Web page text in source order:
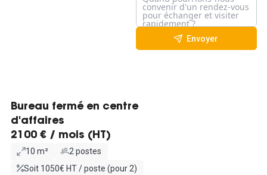
Envoyer
Bureau fermé en centre
d'affaires
2100 € / mois (HT)
10 m²
2 postes
Soit 1050€ HT / poste (pour 2)